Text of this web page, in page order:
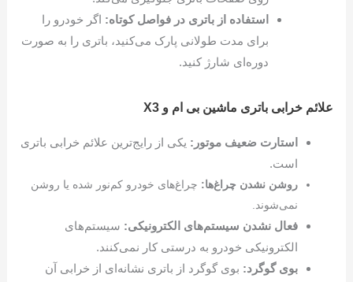
استفاده از باتری در فواصل کوتاه: اگر خودرو را
برای مدت طولانی پارک می‌کنید، باتری را به صورت
دوره‌ای شارژ کنید.
علائم خرابی باتری ماشین بی ام و X3
استارت ضعیف موتور: یکی از رایج‌ترین علائم خرابی باتری
است.
روشن نشدن چراغ‌ها: چراغ‌های خودرو کم‌نور شده یا روشن
نمی‌شوند.
فعال نشدن سیستم‌های الکترونیکی: سیستم‌های
الکترونیکی خودرو به درستی کار نمی‌کنند.
بوی گوگرد: بوی گوگرد از باتری نشانه‌ای از خرابی آن